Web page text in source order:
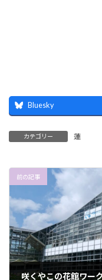
Bluesky
カテゴリー 蓮
前の記事